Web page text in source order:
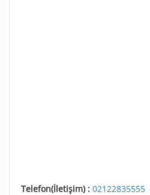
Telefon(İletişim) : 02122835555